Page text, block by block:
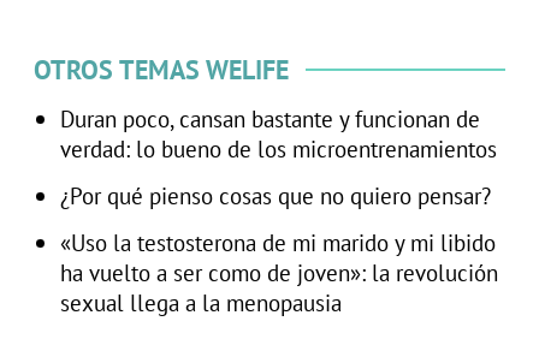
OTROS TEMAS WELIFE
Duran poco, cansan bastante y funcionan de
verdad: lo bueno de los microentrenamientos
¿Por qué pienso cosas que no quiero pensar?
«Uso la testosterona de mi marido y mi libido
ha vuelto a ser como de joven»: la revolución
sexual llega a la menopausia